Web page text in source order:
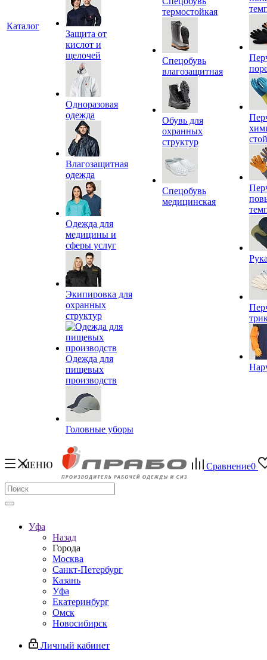
Каталог
Защита от
кислот и
щелочей
Одноразовая
одежда
Влагозащитная
одежда
Одежда для
медицины и
сферы услуг
Экипировка для
охранных
структур
Одежда для
пищевых
производств
Головные уборы
термостойкая
Спецобувь
влагозащитная
Обувь для
охранных
структур
Спецобувь
медицинская
МЕНЮ Сравнение0
Уфа
Назад
Города
Москва
Санкт-Петербург
Казань
Уфа
Екатеринбург
Омск
Новосибирск
Личный кабинет